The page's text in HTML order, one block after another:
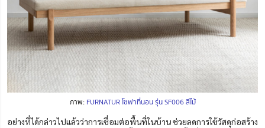
ภาพ: FURNATUR โซฟาที่นอน รุ่น SF006 สีไม้
อย่างที่ได้กล่าวไปแล้วว่าการเชื่อมต่อพื้นที่ในบ้าน ช่วยลดการใช้วัสดุก่อสร้าง